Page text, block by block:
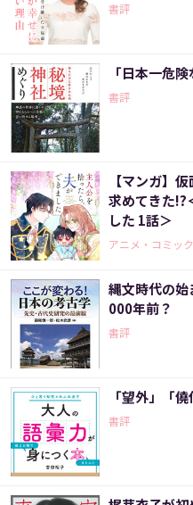
書評
「日本一危
書評
【マンガ】
求めてきた!?
した 1話＞
アニメ・コミック
縄文時代の
000年前？
書評
「望外」「
書評